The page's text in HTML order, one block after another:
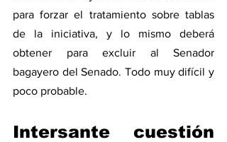
para forzar el tratamiento sobre tablas
de la iniciativa, y lo mismo deberá
obtener para excluir al Senador
bagayero del Senado. Todo muy difícil y
poco probable.
Intersante cuestión